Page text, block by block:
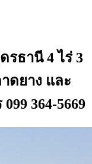
รธานี 4 ไร่ 3
ดยาง และ
364-5669